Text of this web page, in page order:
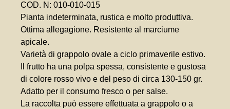
COD. N: 010-010-015
Pianta indeterminata, rustica e molto produttiva.
Ottima allegagione. Resistente al marciume
apicale.
Varietà di grappolo ovale a ciclo primaverile estivo.
Il frutto ha una polpa spessa, consistente e gustosa
di colore rosso vivo e del peso di circa 130-150 gr.
Adatto per il consumo fresco o per salse.
La raccolta può essere effettuata a grappolo o a